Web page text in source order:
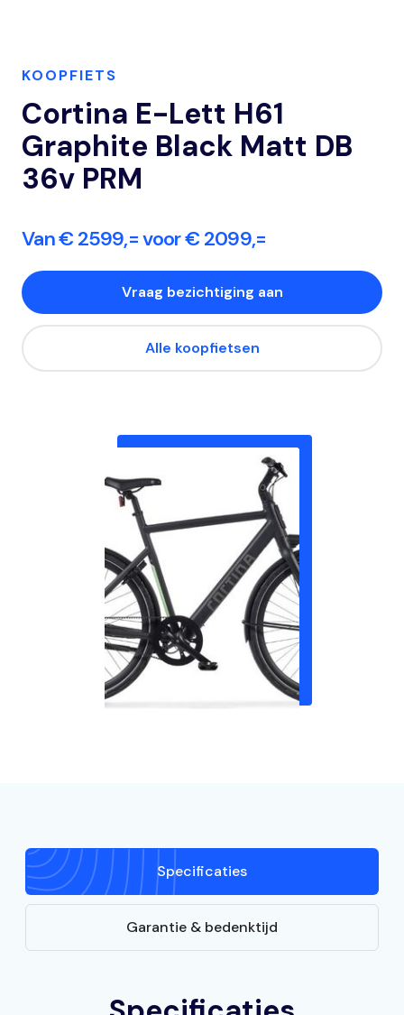
KOOPFIETS
Cortina E-Lett H61
Graphite Black Matt DB
36v PRM
Van € 2599,= voor € 2099,=
Vraag bezichtiging aan
Alle koopfietsen
Specificaties
Garantie & bedenktijd